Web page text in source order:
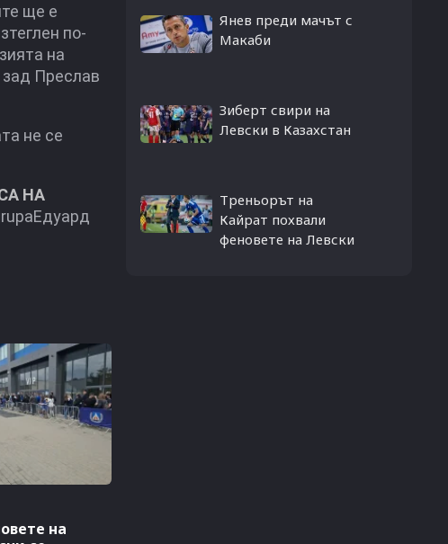
ще е
по-
на
Преслав
не се
НА
на
Янев преди мачът с
Макаби
Зиберт свири на
Левски в Казахстан
Треньорът на
Кайрат похвали
феновете на Левски